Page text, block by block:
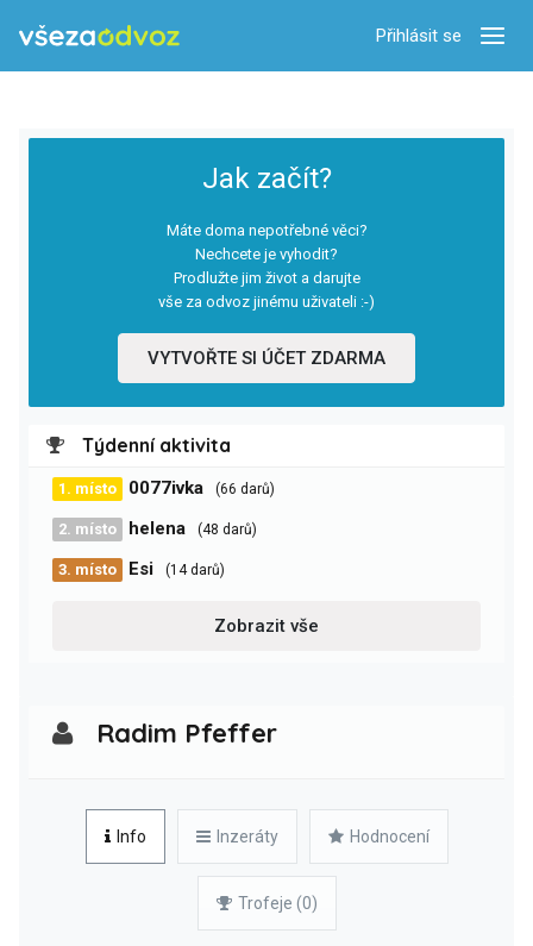
Přihlásit se
Jak začít?
Máte doma nepotřebné věci?
Nechcete je vyhodit?
Prodlužte jim život a darujte
vše za odvoz jinému uživateli :-)
VYTVOŘTE SI ÚČET ZDARMA
Týdenní aktivita
1. místo 0077ivka (66 darů)
2. místo helena (48 darů)
3. místo Esi (14 darů)
Zobrazit vše
Radim Pfeffer
Info Inzeráty Hodnocení
Trofeje (0)